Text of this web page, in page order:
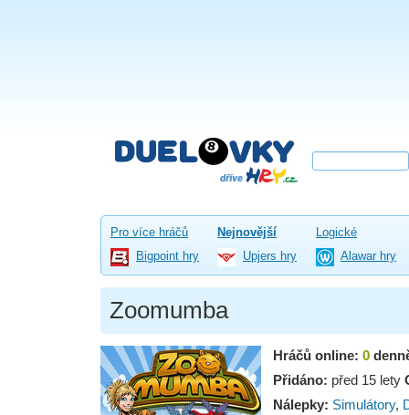
Pro více hráčů Nejnovější
Logické
Bigpoint hry
Upjers hry Alawar hry
Zoomumba
Hráčů online: 0
Přidáno: před 15 lety
Nálepky: Simulátory,